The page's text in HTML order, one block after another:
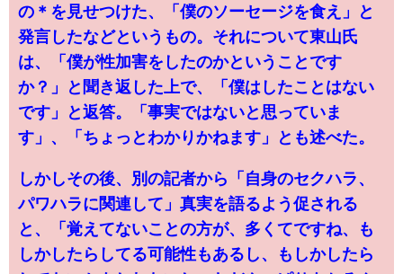
の＊を見せつけた、「僕のソーセージを食え」と
発言したなどというもの。それについて東山氏
は、「僕が性加害をしたのかということです
か？」と聞き返した上で、「僕はしたことはない
です」と返答。「事実ではないと思っていま
す」、「ちょっとわかりかねます」とも述べた。
しかしその後、別の記者から「自身のセクハラ、
パワハラに関連して」真実を語るよう促される
と、「覚えてないことの方が、多くてですね、も
しかしたらしてる可能性もあるし、もしかしたら